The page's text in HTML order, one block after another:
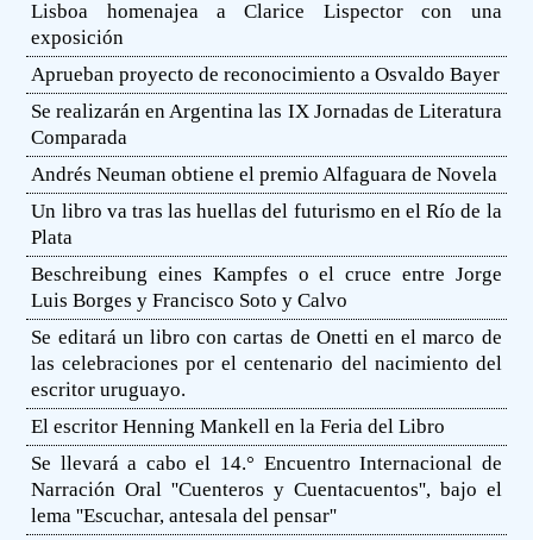
Lisboa homenajea a Clarice Lispector con una
exposición
Aprueban proyecto de reconocimiento a Osvaldo Bayer
Se realizarán en Argentina las IX Jornadas de Literatura
Comparada
Andrés Neuman obtiene el premio Alfaguara de Novela
Un libro va tras las huellas del futurismo en el Río de la
Plata
Beschreibung eines Kampfes o el cruce entre Jorge
Luis Borges y Francisco Soto y Calvo
Se editará un libro con cartas de Onetti en el marco de
las celebraciones por el centenario del nacimiento del
escritor uruguayo.
El escritor Henning Mankell en la Feria del Libro
Se llevará a cabo el 14.° Encuentro Internacional de
Narración Oral ''Cuenteros y Cuentacuentos'', bajo el
lema ''Escuchar, antesala del pensar''